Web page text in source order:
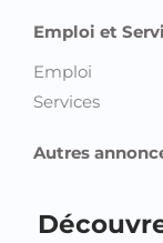
Emploi et
Emploi
Services
Autres